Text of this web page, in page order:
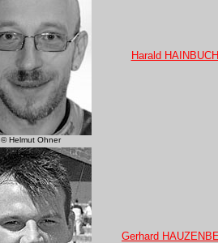
© Helmut Ohner
Harald
Gerhard